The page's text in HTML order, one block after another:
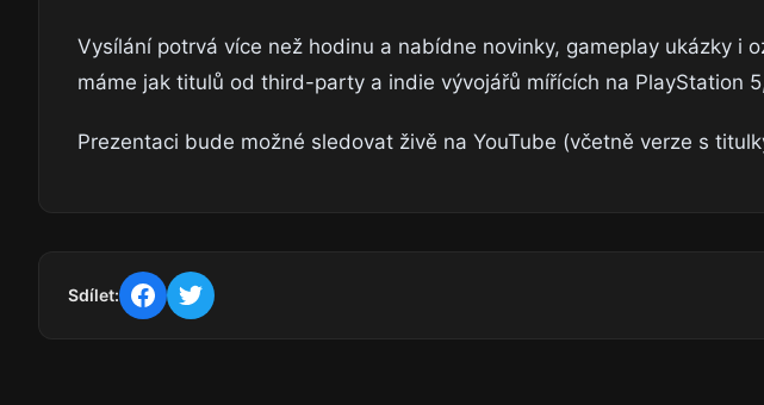
Vysílání potrvá více než hodinu a nabídne novinky, gameplay ukázky i
máme jak titulů od third-party a indie vývojářů mířících na PlayStation
Prezentaci bude možné sledovat živě na YouTube (včetně verze s
Sdílet: